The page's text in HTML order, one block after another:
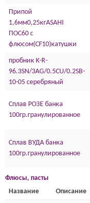
Припой
1,6мм0,25кгASAHI
ПОС60 с
флюсом(СF10)катушки
пробник K-R-
96.3SN/3AG/0.5CU/0.2SB-
10-05 серебряный
Сплав РОЗЕ банка
100гр.гранулированное
Сплав ВУДА банка
100гр.гранулированное
Флюсы, пасты
Название
Описание